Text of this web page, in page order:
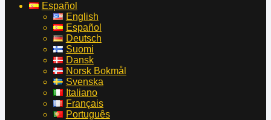
Español
English
Español
Deutsch
Suomi
Dansk
Norsk Bokmål
Svenska
Italiano
Français
Português